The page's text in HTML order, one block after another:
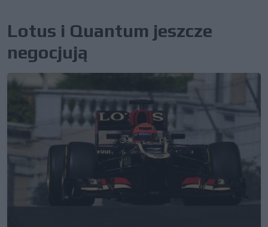
Lotus i Quantum jeszcze
negocjują